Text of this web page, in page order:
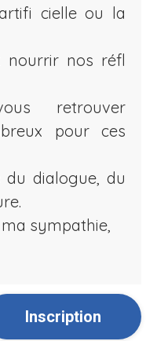
cielle ou la
nourrir nos réfl
retrouver
pour ces
du dialogue, du
sympathie,
Inscription